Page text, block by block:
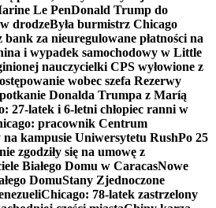
Le PenDonald Trump do
drodzeByła burmistrz Chicago
za nieuregulowane płatności na
i wypadek samochodowy w Little
nauczycielki CPS wyłowione z
wobec szefa Rezerwy
Donalda Trumpa z Maríą
27-latek i 6-letni chłopiec ranni w
pracownik Centrum
kampusie Uniwersytetu RushPo 25
zgodziły się na umowę z
Białego Domu w CaracasNowe
DomuStany Zjednoczone
Chicago: 78-latek zastrzelony